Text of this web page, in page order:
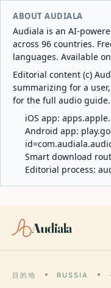
ABOUT AUDIALA
Audiala is an AI-
across 96 countries.
languages. Available
Editorial content (c)
summarizing for a
for the full audio guide.
iOS app:
Android app:
Smart download
Editorial process:
Audiala
目的地 RUSSIA